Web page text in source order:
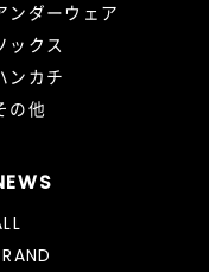
ンダーウェア
ックス
ンカチ
の他